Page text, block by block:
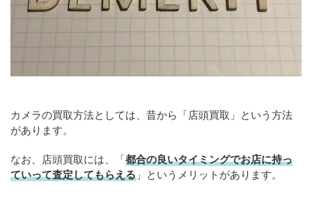
カメラの買取方法としては、昔から「店頭買取」という方法
があります。
なお、店頭買取には、「都合の良いタイミングでお店に持っ
ていって査定してもらえる 」というメリットがあります。